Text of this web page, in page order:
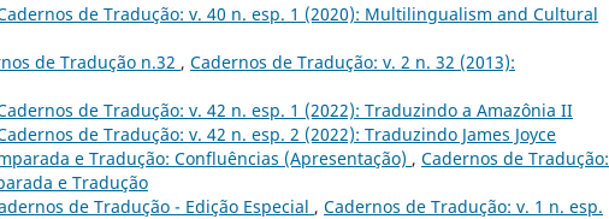
de Tradução: v. 40 n. esp. 1 (2020): Multilingualism and Cultural
de Tradução n.32 , Cadernos de Tradução: v. 2 n. 32 (2013):
de Tradução: v. 42 n. esp. 1 (2022): Traduzindo a Amazônia II
de Tradução: v. 42 n. esp. 2 (2022): Traduzindo James Joyce
e Tradução: Confluências (Apresentação) , Cadernos de Tradução:
e Tradução
de Tradução - Edição Especial , Cadernos de Tradução: v. 1 n. esp.